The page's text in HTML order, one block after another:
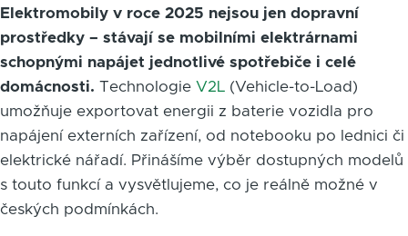
Elektromobily v roce 2025 nejsou jen dopravní
prostředky – stávají se mobilními elektrárnami
schopnými napájet jednotlivé spotřebiče i celé
domácnosti. Technologie V2L (Vehicle-to-Load)
umožňuje exportovat energii z baterie vozidla pro
napájení externích zařízení, od notebooku po lednici či
elektrické nářadí. Přinášíme výběr dostupných modelů
s touto funkcí a vysvětlujeme, co je reálně možné v
českých podmínkách.